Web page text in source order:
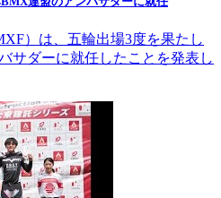
）は、五輪出場3度を果たし
サダーに就任したことを発表し